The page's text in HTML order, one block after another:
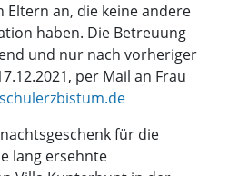
an, die keine andere
haben. Die Betreuung
und nur nach vorheriger
per Mail an Frau
für die
lang ersehnte